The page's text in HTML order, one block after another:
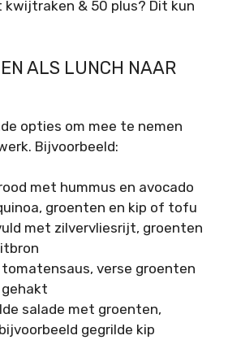
kwijtraken & 50 plus? Dit kun
ALS LUNCH NAAR
opties om mee te nemen
Bijvoorbeeld:
met hummus en avocado
groenten en kip of tofu
met zilvervliesrijt, groenten
verse groenten
gehakt
salade met groenten,
gegrilde kip